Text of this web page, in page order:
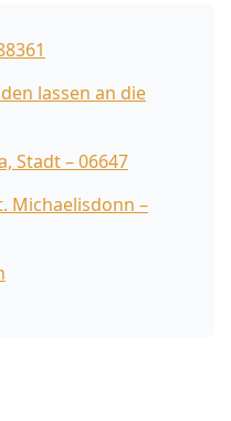
lassen an die
Stadt – 06647
Michaelisdonn –